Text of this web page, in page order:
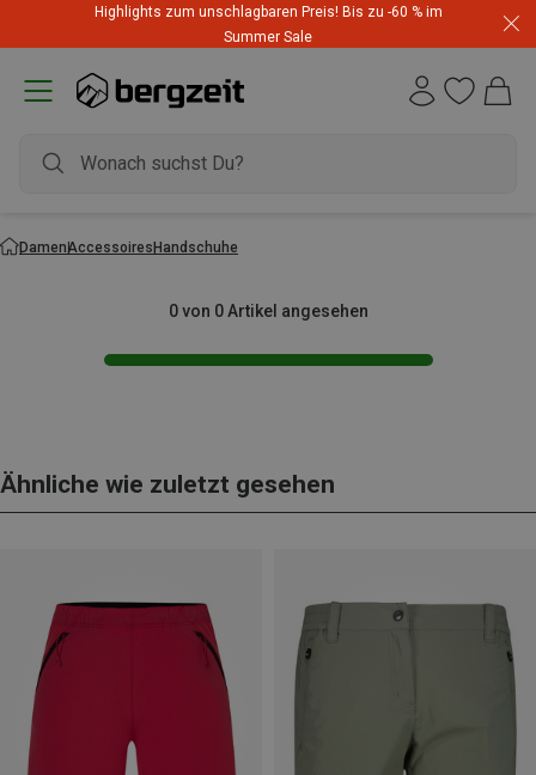
Highlights zum unschlagbaren Preis! Bis zu -60 % im
Summer Sale
DamenAccessoiresHandschuhe
0 von 0 Artikel angesehen
Ähnliche wie zuletzt gesehen